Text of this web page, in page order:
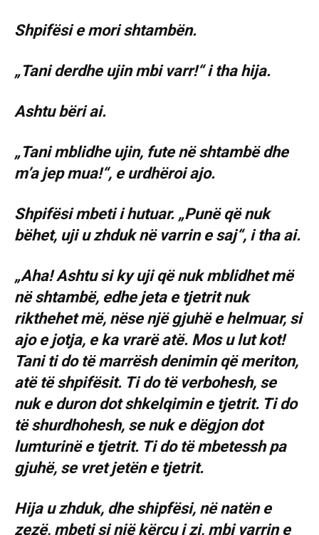
Shpifësi e mori shtambën.
„Tani derdhe ujin mbi varr!“ i tha hija.
Ashtu bëri ai.
„Tani mblidhe ujin, fute në shtambë dhe
m’a jep mua!“, e urdhëroi ajo.
Shpifësi mbeti i hutuar. „Punë që nuk
bëhet, uji u zhduk në varrin e saj“, i tha ai.
„Aha! Ashtu si ky uji që nuk mblidhet më
në shtambë, edhe jeta e tjetrit nuk
rikthehet më, nëse një gjuhë e helmuar, si
ajo e jotja, e ka vrarë atë. Mos u lut kot!
Tani ti do të marrësh denimin që meriton,
atë të shpifësit. Ti do të verbohesh, se
nuk e duron dot shkelqimin e tjetrit. Ti do
të shurdhohesh, se nuk e dëgjon dot
lumturinë e tjetrit. Ti do të mbetessh pa
gjuhë, se vret jetën e tjetrit.
Hija u zhduk, dhe shipfësi, në natën e
zezë, mbeti si një kërcu i zi, mbi varrin e